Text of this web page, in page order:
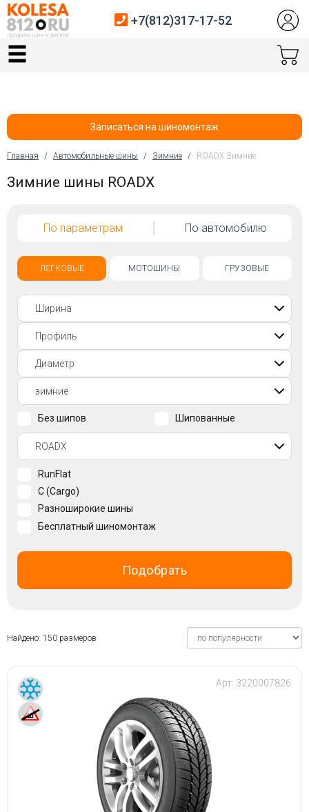
Главная
Автосервис
Датчики давления
Покупателям
Контакты
Войти на сайт
+7(812)317-
17-
Пн-
9:00
21:00
+7(812)317-17-52
Записаться на шиномонтаж
Вы здесь
Главная / Автомобильные шины / Зимние / ROADX Зимние
Зимние шины ROADX
По параметрам По автомобилю
ЛЕГКОВЫЕ МОТОШИНЫ ГРУЗОВЫЕ
Без шипов Шипованные
RunFlat
C (Cargo)
Разноширокие шины
Бесплатный шиномонтаж
Подобрать
Найдено: 150 размеров
Арт: 3220007826